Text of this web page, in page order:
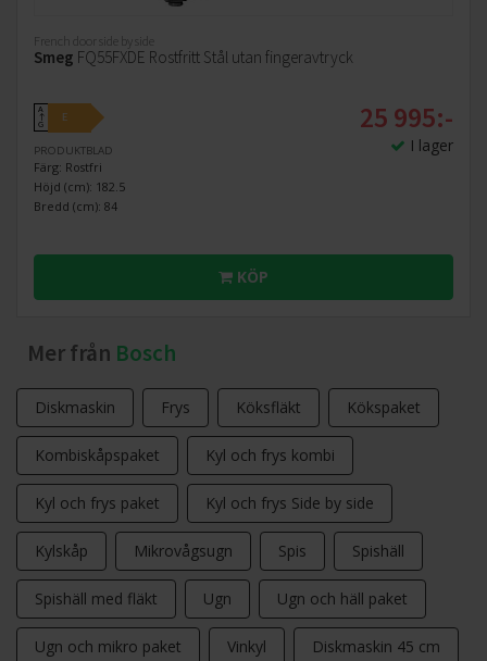
French door side by side
Smeg FQ55FXDE Rostfritt Stål utan fingeravtryck
A
↑
G
E
PRODUKTBLAD
Färg: Rostfri
Höjd (cm): 182.5
Bredd (cm): 84
25 995:-
I lager
KÖP
Mer från Bosch
Diskmaskin Frys Köksfläkt Kökspaket
Kombiskåpspaket Kyl och frys kombi
Kyl och frys paket Kyl och frys Side by side
Kylskåp Mikrovågsugn Spis Spishäll
Spishäll med fläkt Ugn Ugn och häll paket
Ugn och mikro paket Vinkyl Diskmaskin 45 cm